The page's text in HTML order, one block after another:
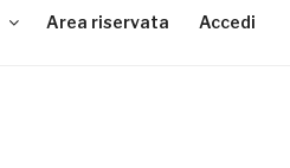
Area riservata Accedi